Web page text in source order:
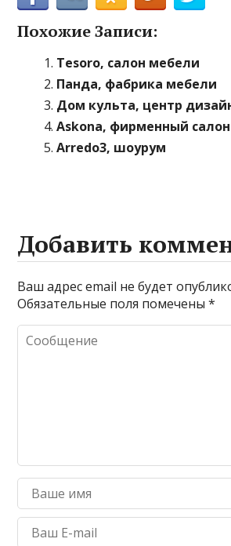
Похожие Записи:
Tesoro, салон мебели
Панда, фабрика мебели
Дом культа, центр
Askona, фирменный
Arredo3, шоурум
Добавить
Ваш адрес email не будет
Обязательные поля помечены*